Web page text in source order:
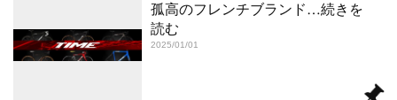
孤高のフレンチブランド …続きを
読む
2025/01/01